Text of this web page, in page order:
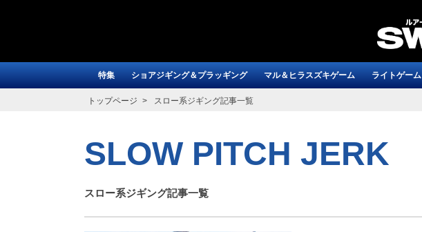
特集 ショアジギング＆プラッギング マル＆ヒラスズキゲーム ライトゲーム
トップページ スロー系ジギング記事一覧
SLOW PITCH JERK
スロー系ジギング記事一覧